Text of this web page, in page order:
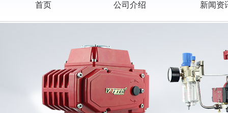
首页 公司介绍 新闻资